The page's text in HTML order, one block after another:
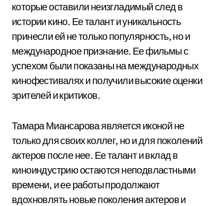
которые оставили неизгладимый след в
истории кино. Ее талант и уникальность
принесли ей не только популярность, но и
международное признание. Ее фильмы с
успехом были показаны на международных
кинофестивалях и получили высокие оценки
зрителей и критиков.
Тамара Миансарова является иконой не
только для своих коллег, но и для поколений
актеров после нее. Ее талант и вклад в
киноиндустрию остаются неподвластными
времени, и ее работы продолжают
вдохновлять новые поколения актеров и